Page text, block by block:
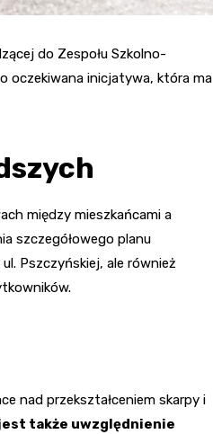
do Zespołu Szkolno-
oczekiwana inicjatywa, która ma
między mieszkańcami a
szczegółowego planu
Pszczyńskiej, ale również
nad przekształceniem skarpy i
także uwzględnienie